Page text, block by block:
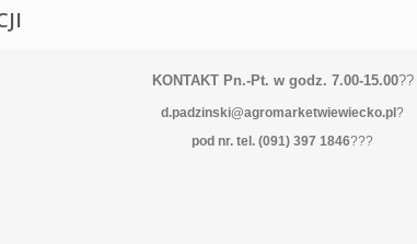
KONTAKT Pn.-Pt. w godz. 7.00-15.00??
d.padzinski@agromarketwiewiecko.pl ?
pod nr. tel. (091) 397 1846???